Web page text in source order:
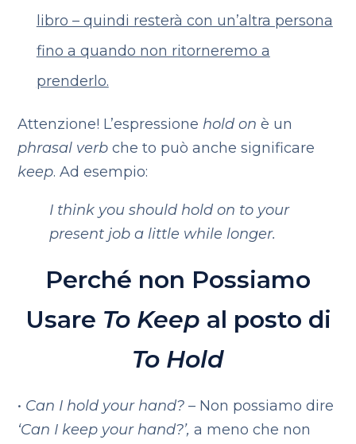
libro – quindi resterà con un’altra persona
fino a quando non ritorneremo a
prenderlo.
Attenzione! L’espressione hold on è un
phrasal verb che to può anche significare
keep. Ad esempio:
I think you should hold on to your
present job a little while longer.
Perché non Possiamo
Usare To Keep al posto di
To Hold
• Can I hold your hand? – Non possiamo dire
‘Can I keep your hand?’,a meno che non